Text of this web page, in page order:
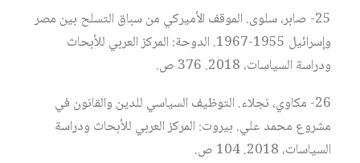
25- صابر، سلوى. الموقف الأميركي من سباق التسلح بين مصر
وإسرائيل 1955-1967. الدوحة: المركز العربي للأبحاث
ودراسة السياسات، 2018. 376 ص.
26- مكاوي، نجلاء. التوظيف السياسي للدين والقانون في
مشروع محمد علي. بيروت: المركز العربي للأبحاث ودراسة
السياسات، 2018. 104 ص.